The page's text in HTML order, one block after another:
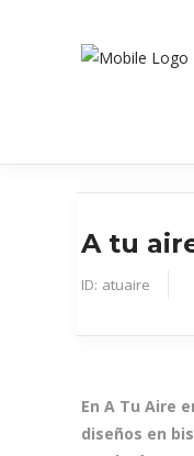
A tu
ID: atuaire
En A Tu Aire
diseños en